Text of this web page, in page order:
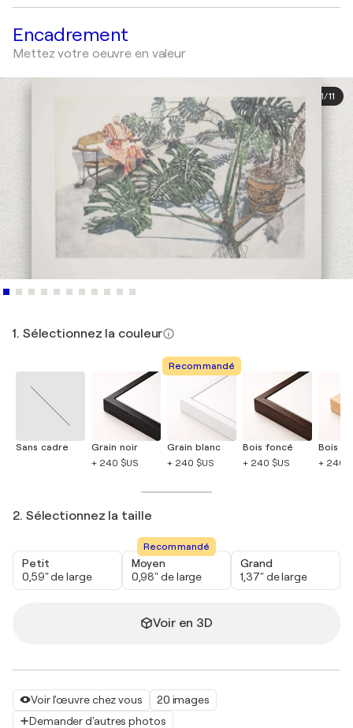
Voir l'œuvre chez vous
20 images
Demander d'autres photos
Encadrement
Mettez votre oeuvre en valeur
1/11
1. Sélectionnez la couleur
Sans cadre
Grain noir
+ 240 $US
Recommandé
Grain blanc
+ 240 $US
Bois foncé
+ 240 $US
Bois
+ 240
2. Sélectionnez la taille
Petit
0,59" de large
Recommandé
Moyen
0,98" de large
Grand
1,37" de large
Voir en 3D